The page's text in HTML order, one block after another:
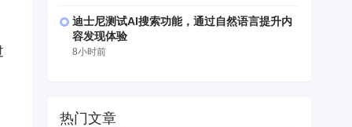
迪士尼测试AI搜索功能，通过自然语言提升内
容发现体验
8小时前
热门文章